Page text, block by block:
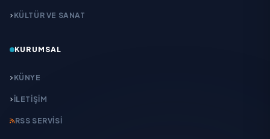
KÜLTÜR VE SANAT
KURUMSAL
KÜNYE
İLETIŞIM
RSS SERVISI